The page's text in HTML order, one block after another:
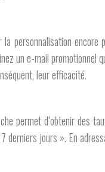
personnalisation
un e-mail promotionnel
leur efficacité.
permet d’obtenir des
jours ». En